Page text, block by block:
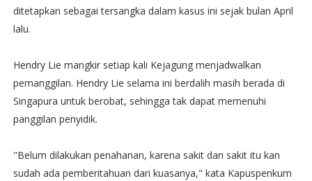
ditetapkan sebagai tersangka dalam kasus ini sejak bulan April
lalu.
Hendry Lie mangkir setiap kali Kejagung menjadwalkan
pemanggilan. Hendry Lie selama ini berdalih masih berada di
Singapura untuk berobat, sehingga tak dapat memenuhi
panggilan penyidik.
"Belum dilakukan penahanan, karena sakit dan sakit itu kan
sudah ada pemberitahuan dari kuasanya," kata Kapuspenkum